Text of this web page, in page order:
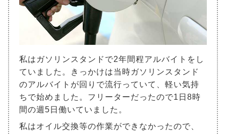
私はガソリンスタンドで2年間程アルバイトをし
ていました。きっかけは当時ガソリンスタンド
のアルバイトが回りで流行っていて、軽い気持
ちで始めました。フリーターだったので1日8時
間の週5日働いていました。
私はオイル交換等の作業ができなかったので、